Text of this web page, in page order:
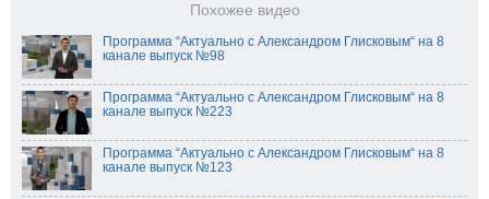
Похожее видео
Программа “Актуально с Александром Глисковым“ на 8
канале выпуск №98
Программа “Актуально с Александром Глисковым“ на 8
канале выпуск №223
Программа “Актуально с Александром Глисковым“ на 8
канале выпуск №123